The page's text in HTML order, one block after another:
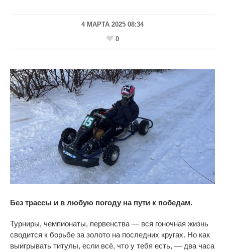
4 МАРТА 2025 08:34
0
Без трассы и в любую погоду на пути к победам.
Турниры, чемпионаты, первенства — вся гоночная жизнь
сводится к борьбе за золото на последних кругах. Но как
выигрывать титулы, если всё, что у тебя есть, — два часа